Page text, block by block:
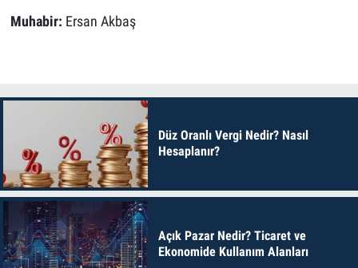
Muhabir: Ersan Akbaş
Düz Oranlı Vergi Nedir? Nasıl
Hesaplanır?
Açık Pazar Nedir? Ticaret ve
Ekonomide Kullanım Alanları